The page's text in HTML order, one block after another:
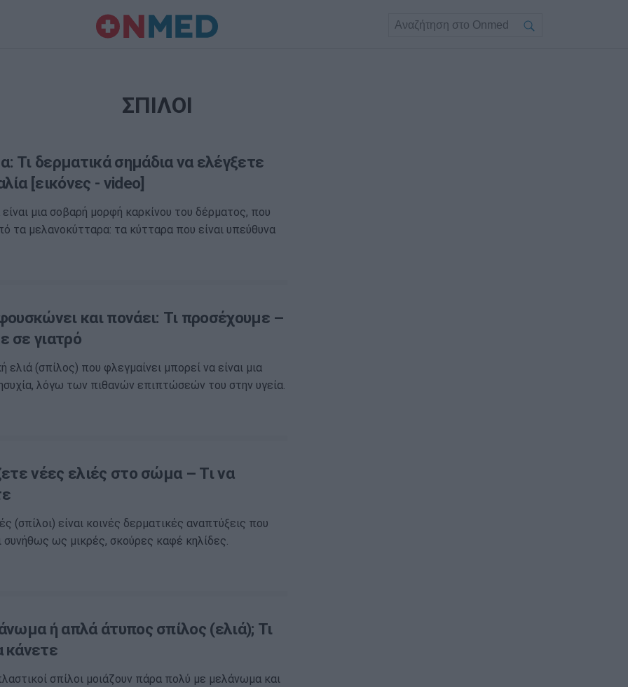
ΣΠΙΛΟΙ
Τι δερματικά σημάδια να ελέγξετε
[εικόνες - video]
μια σοβαρή μορφή καρκίνου του δέρματος, που
τα μελανοκύτταρα: τα κύτταρα που είναι υπεύθυνα
και πονάει: Τι προσέχουμε –
σε γιατρό
ελιά (σπίλος) που φλεγμαίνει μπορεί να είναι μια
λόγω των πιθανών επιπτώσεών του στην υγεία.
νέες ελιές στο σώμα – Τι να
(σπίλοι) είναι κοινές δερματικές αναπτύξεις που
συνήθως ως μικρές, σκούρες καφέ κηλίδες.
ή απλά άτυπος σπίλος (ελιά); Τι
κάνετε
σπίλοι μοιάζουν πάρα πολύ με μελάνωμα και